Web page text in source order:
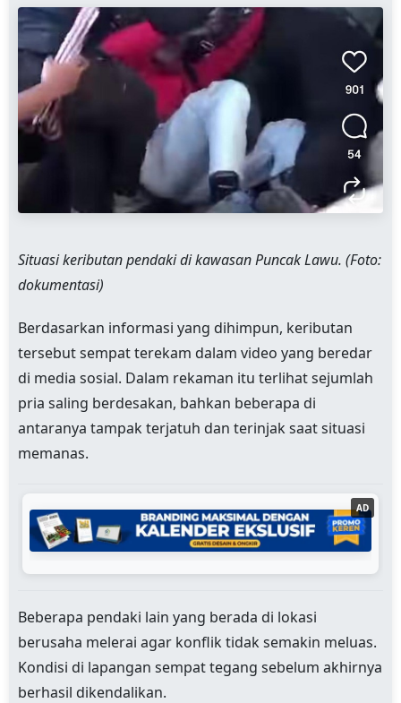
Situasi keributan pendaki di kawasan Puncak Lawu. (Foto:
dokumentasi)
Berdasarkan informasi yang dihimpun, keributan
tersebut sempat terekam dalam video yang beredar
di media sosial. Dalam rekaman itu terlihat sejumlah
pria saling berdesakan, bahkan beberapa di
antaranya tampak terjatuh dan terinjak saat situasi
memanas.
AD
Beberapa pendaki lain yang berada di lokasi
berusaha melerai agar konflik tidak semakin meluas.
Kondisi di lapangan sempat tegang sebelum akhirnya
berhasil dikendalikan.